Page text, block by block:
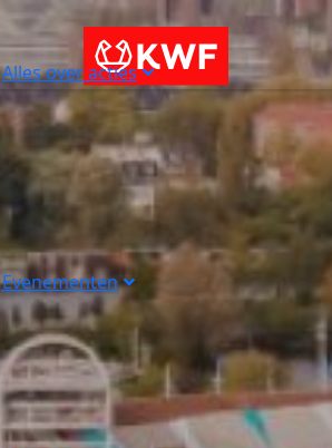
Alles over acties
Evenementen